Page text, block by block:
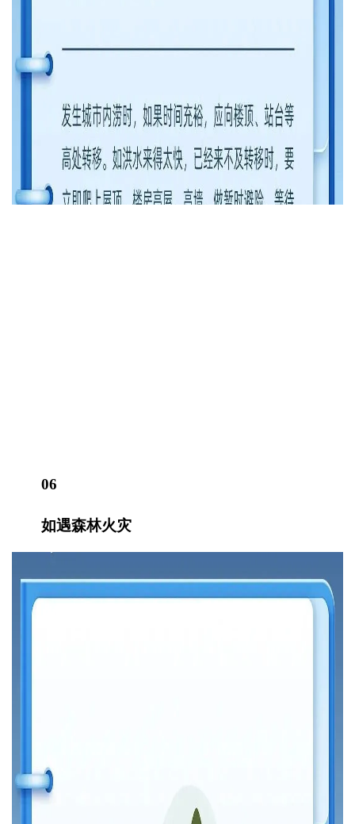
06
如遇森林火灾